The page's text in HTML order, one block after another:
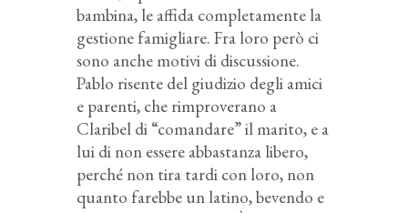
bambina, le affida completamente la
gestione famigliare. Fra loro però ci
sono anche motivi di discussione.
Pablo risente del giudizio degli amici
e parenti, che rimproverano a
Claribel di “comandare” il marito, e a
lui di non essere abbastanza libero,
perché non tira tardi con loro, non
quanto farebbe un latino, bevendo e